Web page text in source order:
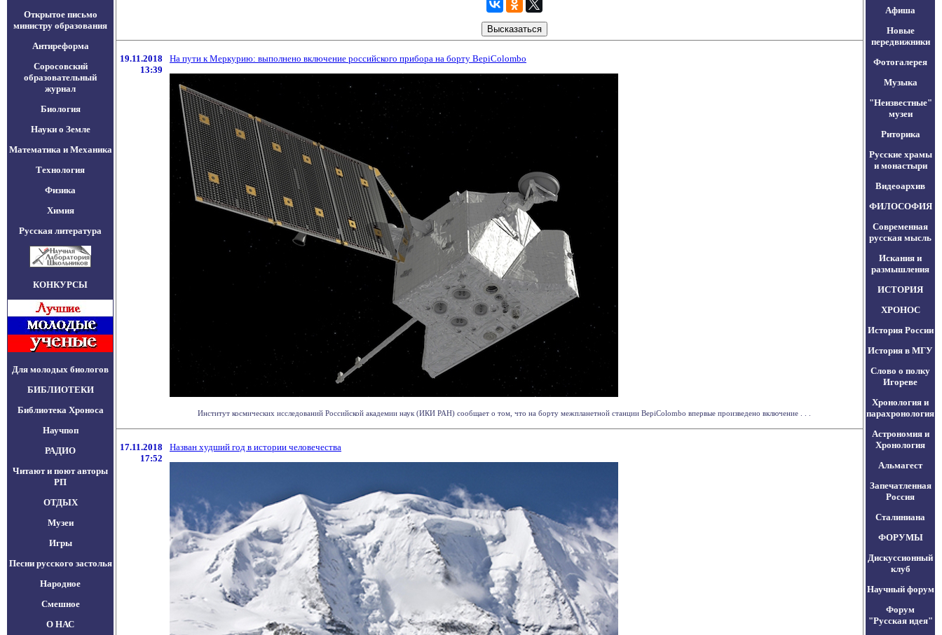
Открытое письмо
министру образования
Антиреформа
Соросовский
образовательный
журнал
Биология
Науки о Земле
Математика и Механика
Технология
Физика
Химия
Русская литература
КОНКУРСЫ
Для молодых биологов
БИБЛИОТЕКИ
Библиотека Хроноса
Научпоп
РАДИО
Читают и поют авторы
РП
ОТДЫХ
Музеи
Игры
Песни русского застолья
Народное
Смешное
О НАС
19.11.2018
13:39
На пути к Меркурию: выполнено включение российского прибора на борту BepiColombo
Институт космических исследований Российской академии наук (ИКИ РАН) сообщает о том, что на борту межпланетной станции BepiColombo впервые произведено включение . . .
17.11.2018
17:52
Назван худший год в истории человечества
Афиша
Новые
передвижники
Фотогалерея
Музыка
"Неизвестные"
музеи
Риторика
Русские храмы
и монастыри
Видеоархив
ФИЛОСОФИЯ
Современная
русская мысль
Искания и
размышления
ИСТОРИЯ
ХРОНОС
История России
История в МГУ
Слово о полку
Игореве
Хронология и
парахронология
Астрономия и
Хронология
Альмагест
Запечатленная
Россия
Сталиниана
ФОРУМЫ
Дискуссионный
клуб
Научный форум
Форум
"Русская идея"